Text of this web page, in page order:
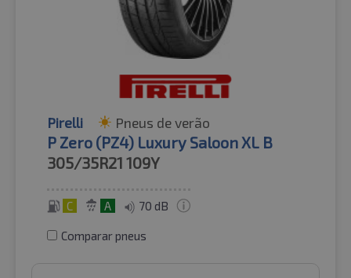
Pirelli Pneus de verão
P Zero (PZ4) Luxury Saloon XL B
305/35R21 109Y
C A 70 dB
Comparar pneus